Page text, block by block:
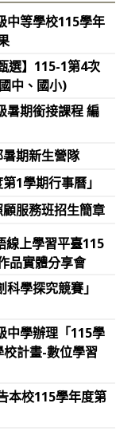
中等學校115學年
選】115-1第4次
中、國小)
暑期銜接課程 編
期新生營隊
1學期行事曆」
服務班招生簡章
上學習平臺115
品實體分享會
科學探究競賽」
中學辦理「115學
計畫-數位學習
本校115學年度第